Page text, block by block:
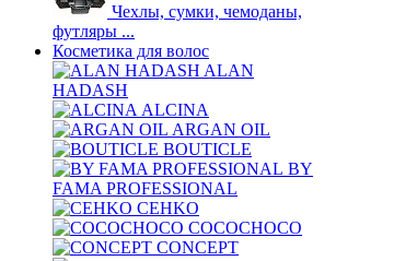
Чехлы, сумки, чемоданы,
футляры ...
Косметика для волос
ALAN
HADASH
ALCINA
ARGAN OIL
BOUTICLE
BY
FAMA PROFESSIONAL
CEHKO
COCOCHOCO
CONCEPT